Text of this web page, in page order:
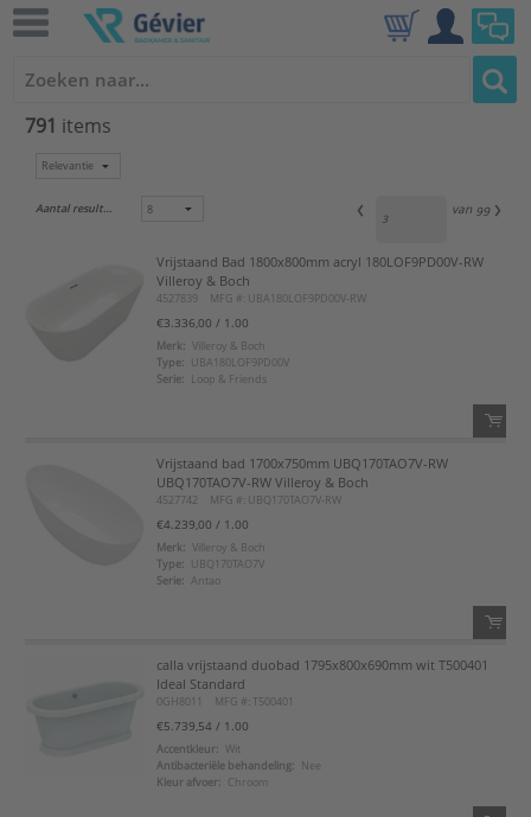
791 items
Aantal resultaten: van 99
Vrijstaand Bad 1800x800mm acryl 180LOF9PD00V-RW
Villeroy & Boch
4527839 MFG #: UBA180LOF9PD00V-RW
€3.336,00 / 1.00
Merk: Villeroy & Boch
Type:
UBA180LOF9PD00V
Serie:
Loop & Friends
Voeg toe aan favorietenlijst
Vrijstaand bad 1700x750mm UBQ170TAO7V-RW
UBQ170TAO7V-RW Villeroy & Boch
4527742 MFG #: UBQ170TAO7V-RW
€4.239,00 / 1.00
Merk: Villeroy & Boch
Type:
UBQ170TAO7V
Serie: Antao
Voeg toe aan favorietenlijst
calla vrijstaand duobad 1795x800x690mm wit T500401
Ideal Standard
0GH8011 MFG #: T500401
€5.739,54 / 1.00
Accentkleur: Wit
Antibacteriële behandeling:
Nee
Kleur afvoer:
Chroom